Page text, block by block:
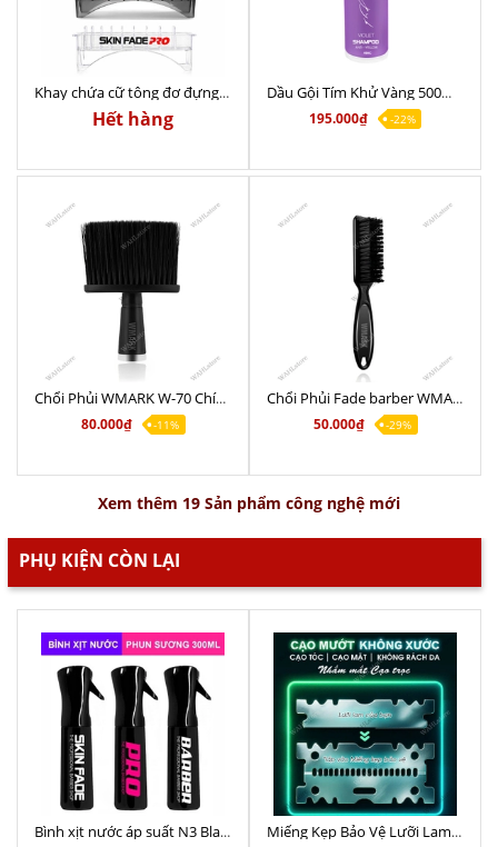
Khay chứa cữ tông đơ đựng được 10 cữ Skin Fade dành cho Barber
Hết hàng
Dầu Gội Tím Khử Vàng 500ml chất lượng chính hãng
195.000₫
-22%
Chổi Phủi WMARK W-70 Chính Hãng
80.000₫
-11%
Chổi Phủi Fade barber WMARK W-73 Chính Hãng
50.000₫
-29%
Xem thêm 19 Sản phẩm công nghệ mới
PHỤ KIỆN CÒN LẠI
Bình xịt nước áp suất N3 Black phun sương nano Skin Fade 300ml
Miếng Kẹp Bảo Vệ Lưỡi Lam L3 – Chống Xước Da – Cạo Râu, Tóc An toàn giá tốt